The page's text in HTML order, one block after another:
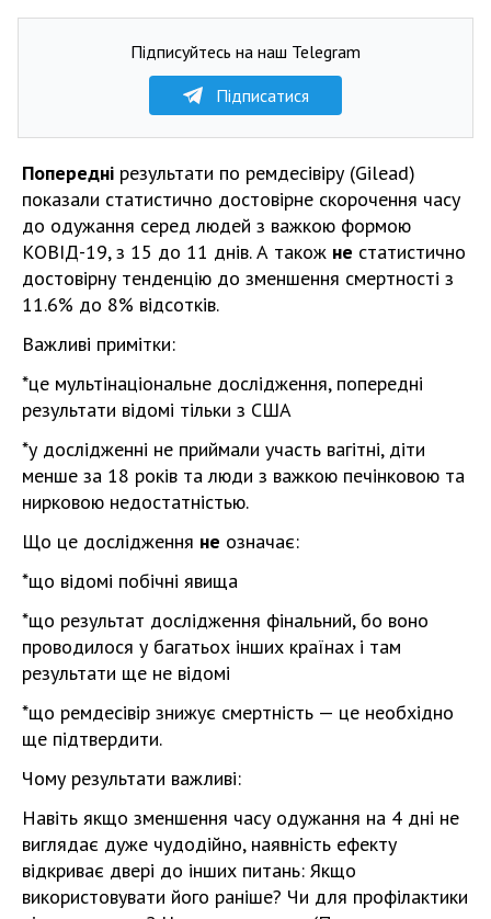
Підписуйтесь на наш Telegram
Підписатися
Попередні результати по ремдесівіру (Gilead)
показали статистично достовірне скорочення часу
до одужання серед людей з важкою формою
КОВІД-19, з 15 до 11 днів. А також не статистично
достовірну тенденцію до зменшення смертності з
11.6% до 8% відсотків.
Важливі примітки:
*це мультінаціональне дослідження, попередні
результати відомі тільки з США
*у дослідженні не приймали участь вагітні, діти
менше за 18 років та люди з важкою печінковою та
нирковою недостатністью.
Що це дослідження не означає:
*що відомі побічні явища
*що результат дослідження фінальний, бо воно
проводилося у багатьох інших країнах і там
результати ще не відомі
*що ремдесівір знижує смертність — це необхідно
ще підтвердити.
Чому результати важливі:
Навіть якщо зменшення часу одужання на 4 дні не
виглядає дуже чудодійно, наявність ефекту
відкриває двері до інших питань: Якщо
використовувати його раніше? Чи для профілактики